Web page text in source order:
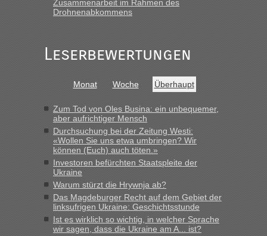
„Gestern 6 Stunden warten vor der Grenze Richtung Polen
Bernd D-UAinBerichte und Reisetipps • Re: An welchem
„Bin am Montag 15.6.26 um 8 Uhr in Urgyniw ausgereist,
das erste Mal an einem Montagmorgen ca. 15 Fahrzeuge
vor mir, bin sonst der Erste oder Zweite, egal, nach ca 20
Minuten wurde dann die nächste Welle...“
Berichte und Reisetipps • Re: An welchem
Grenzübergang zwischen Polen und der Ukraine geht es am
schnellsten?
„Derzeit, ist es überall sehr voll an den Grenzen Ukraine/
Polen. Zb. Krakovets 100 PKW ca. 10 h Wartezeit. Wollen
Montag rüber, versuchen es sehr früh.“
Zusammenarbeit im Rahmen des
Drohnenabkommens
Leserbewertungen
Monat Woche Überhaupt
Zum Tod von Oles Busina: ein unbequemer,
aber aufrichtiger Mensch
Durchsuchung bei der Zeitung Westi:
«Wollen Sie uns etwa umbringen? Wir
können (Euch) auch töten.»
Investoren befürchten Staatspleite der
Ukraine
Warum stürzt die Hrywnja ab?
Das Magdeburger Recht auf dem Gebiet der
linksufrigen Ukraine: Geschichtsstunde
Ist es wirklich so wichtig, in welcher Sprache
wir sagen, dass die Ukraine am A... ist?